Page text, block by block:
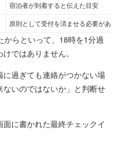
宿泊者が到着すると伝えた目安
原則として受付を済ませる必要があ
からといって、18時を1分過
ではありません。
過ぎても連絡がつかない場
いのではないか」と判断せ
に書かれた最終チェックイ